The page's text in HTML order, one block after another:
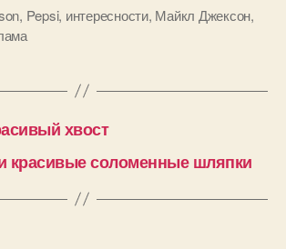
, Pepsi, интересности, Майкл Джексон,
хвост
красивые соломенные шляпки